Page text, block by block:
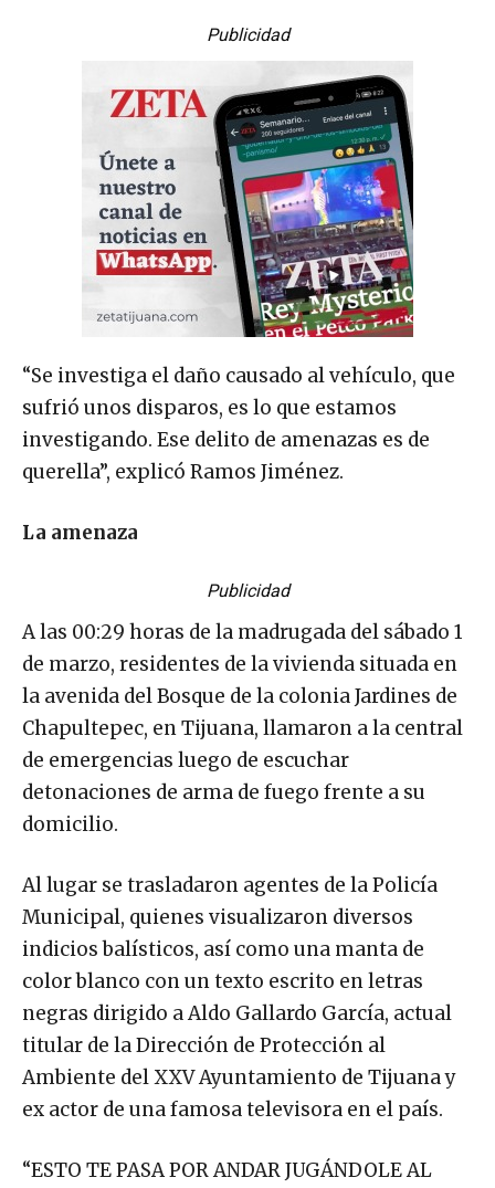
Publicidad
“Se investiga el daño causado al vehículo, que
sufrió unos disparos, es lo que estamos
investigando. Ese delito de amenazas es de
querella”, explicó Ramos Jiménez.
La amenaza
Publicidad
A las 00:29 horas de la madrugada del sábado 1
de marzo, residentes de la vivienda situada en
la avenida del Bosque de la colonia Jardines de
Chapultepec, en Tijuana, llamaron a la central
de emergencias luego de escuchar
detonaciones de arma de fuego frente a su
domicilio.
Al lugar se trasladaron agentes de la Policía
Municipal, quienes visualizaron diversos
indicios balísticos, así como una manta de
color blanco con un texto escrito en letras
negras dirigido a Aldo Gallardo García, actual
titular de la Dirección de Protección al
Ambiente del XXV Ayuntamiento de Tijuana y
ex actor de una famosa televisora en el país.
“ESTO TE PASA POR ANDAR JUGÁNDOLE AL